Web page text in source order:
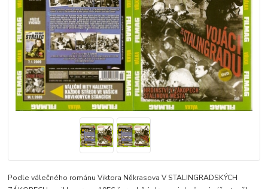
Podle válečného románu Viktora Někrasova V STALINGRADSKÝCH